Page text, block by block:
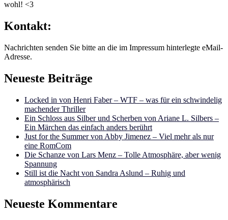
wohl! <3
Kontakt:
Nachrichten senden Sie bitte an die im Impressum hinterlegte eMail-
Adresse.
Neueste Beiträge
Locked in von Henri Faber – WTF – was für ein schwindelig
machender Thriller
Ein Schloss aus Silber und Scherben von Ariane L. Silbers –
Ein Märchen das einfach anders berührt
Just for the Summer von Abby Jimenez – Viel mehr als nur
eine RomCom
Die Schanze von Lars Menz – Tolle Atmosphäre, aber wenig
Spannung
Still ist die Nacht von Sandra Aslund – Ruhig und
atmosphärisch
Neueste Kommentare